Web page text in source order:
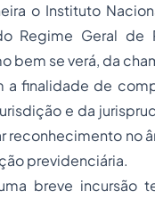
o Instituto
Regime Geral de
bem se verá, da
a finalidade de
e da
reconhecimento no
previdenciária.
breve